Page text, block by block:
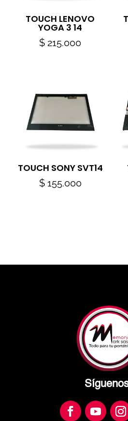
TOUCH LENOVO
YOGA 3 14
$ 215.000
TOUCH SONY SVT14
$155.000